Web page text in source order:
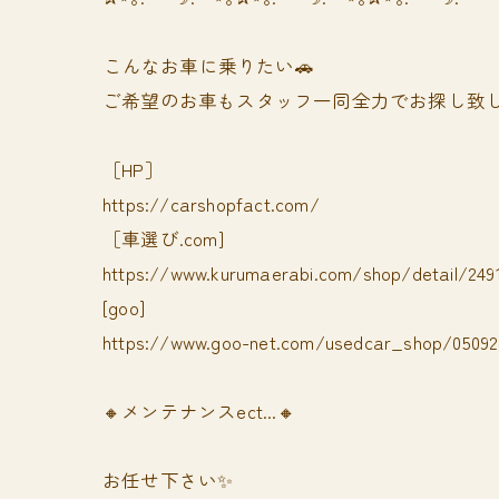
⁡⁡⁡こんなお車に乗りたい🚗
ご希望のお車もスタッフ一同全力でお探し致
［HP］
https://carshopfact.com/
［車選び.com]
https://www.kurumaerabi.com/shop/detail/
[goo]
https://www.goo-net.com/usedcar_shop/
🔸メンテナンスect...🔸
お任せ下さい✨